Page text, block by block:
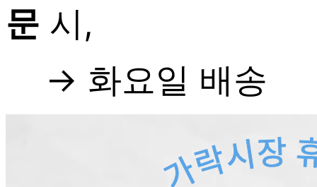
문 시,
→ 화요일 배송